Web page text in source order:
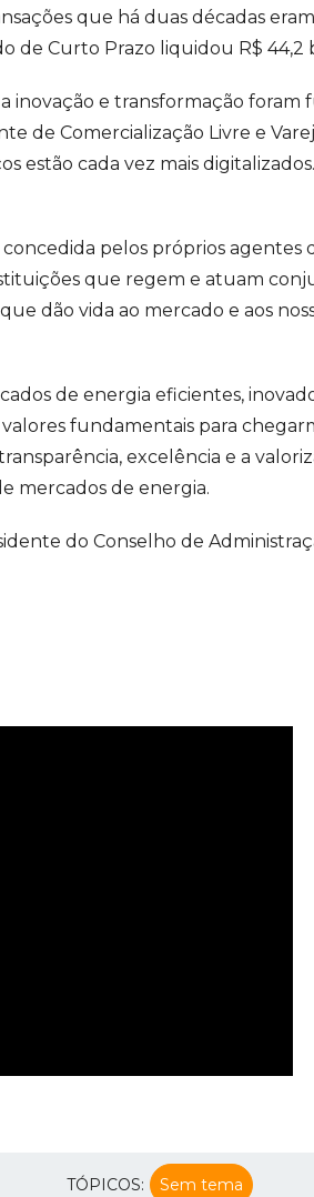
que há duas décadas
de Curto Prazo liquidou R$ 44,2
inovação e transformação foram
de Comercialização Livre e
estão cada vez mais
pelos próprios agentes
que regem e atuam
dão vida ao mercado e aos
de energia eficientes,
fundamentais para
excelência e a
mercados de energia.
do Conselho de
TÓPICOS: Sem tema